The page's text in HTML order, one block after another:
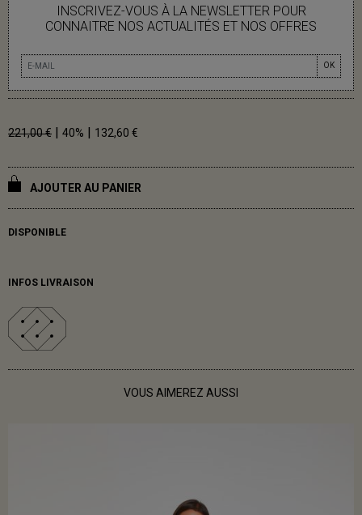
INSCRIVEZ-VOUS À LA NEWSLETTER POUR
CONNAITRE NOS ACTUALITÉS ET NOS OFFRES
OK
- Patte de boutonnage à l'avant
- Manches courtes
- Poche poitrine
100% COTON
221,00 € 40% 132,60 €
AJOUTER AU PANIER
DISPONIBLE
INFOS LIVRAISON
VOUS AIMEREZ AUSSI